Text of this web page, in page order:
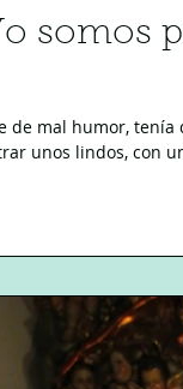
somos
de mal humor,
unos lindos, con